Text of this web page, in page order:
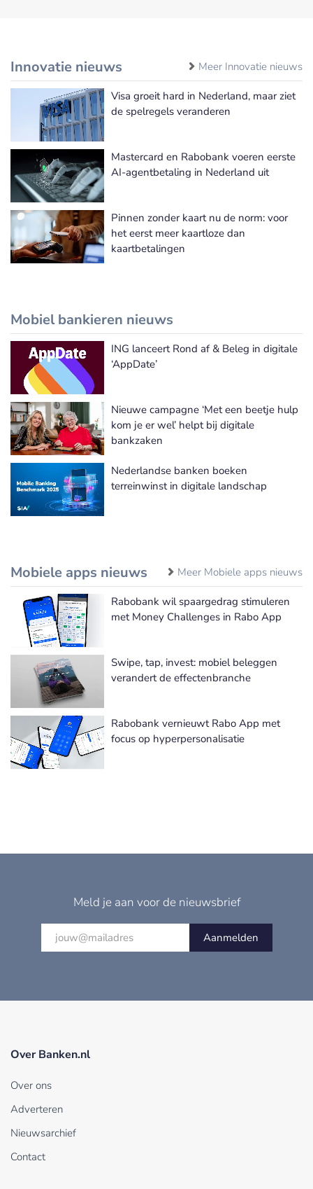
Innovatie nieuws Meer Innovatie nieuws
Visa groeit hard in Nederland, maar ziet
de spelregels veranderen
Mastercard en Rabobank voeren eerste
AI-agentbetaling in Nederland uit
Pinnen zonder kaart nu de norm: voor
het eerst meer kaartloze dan
kaartbetalingen
Mobiel bankieren nieuws
ING lanceert Rond af & Beleg in digitale
‘AppDate’
Nieuwe campagne ‘Met een beetje hulp
kom je er wel’ helpt bij digitale
bankzaken
Nederlandse banken boeken
terreinwinst in digitale landschap
Mobiele apps nieuws Meer Mobiele apps nieuws
Rabobank wil spaargedrag stimuleren
met Money Challenges in Rabo App
Swipe, tap, invest: mobiel beleggen
verandert de effectenbranche
Rabobank vernieuwt Rabo App met
focus op hyperpersonalisatie
Meld je aan voor de nieuwsbrief
Aanmelden
Over Banken.nl
Over ons
Adverteren
Nieuwsarchief
Contact